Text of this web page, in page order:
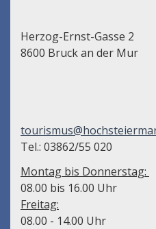
Herzog-Ernst-Gasse 2
8600 Bruck an der Mur
Tel.: 03862/55 020
Montag bis Donnerstag:
08.00 bis 16.00 Uhr
Freitag:
08.00 - 14.00 Uhr